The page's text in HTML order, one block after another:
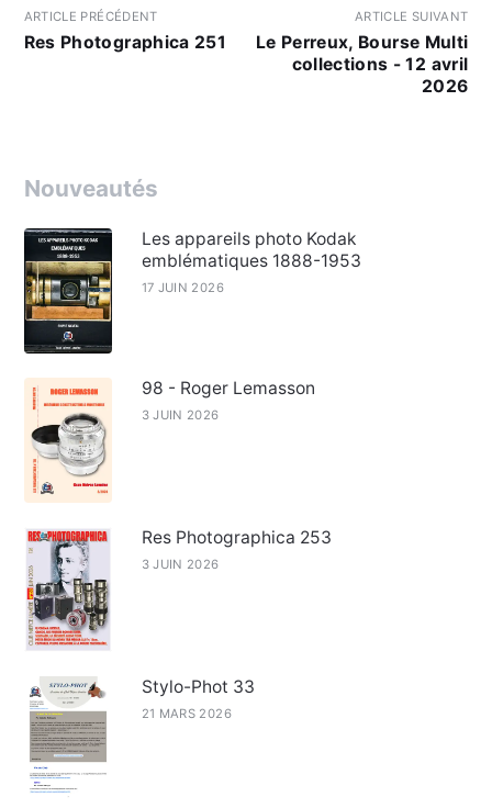
ARTICLE PRÉCÉDENT
Res Photographica 251
ARTICLE SUIVANT
Le Perreux, Bourse Multi
collections - 12 avril
2026
Nouveautés
Les appareils photo Kodak
emblématiques 1888-1953
17 JUIN 2026
98 - Roger Lemasson
3 JUIN 2026
Res Photographica 253
3 JUIN 2026
Stylo-Phot 33
21 MARS 2026